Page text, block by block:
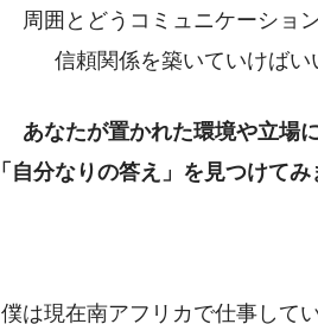
周囲とどうコミュニケーショ
信頼関係を築いていけばい
あなたが置かれた環境や立場
「自分なりの答え」を見つけてみ
僕は現在南アフリカで仕事して